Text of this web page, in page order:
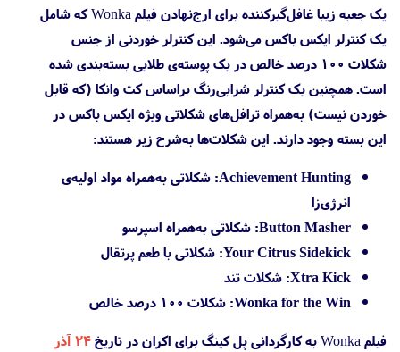
یک جعبه زیبا غافل‌گیرکننده برای ارج‌نهادن فیلم Wonka که شامل
یک کنترلر ایکس باکس می‌شود. این کنترلر خوردنی از جنس
شکلات ۱۰۰ درصد خالص در یک پوسته‌ی طلایی بسته‌بندی شده
است. همچنین یک کنترلر شرابی‌رنگ براساس کت وانکا (که قابل
خوردن نیست) به‌همراه ترافل‌های شکلاتی ویژه ایکس باکس در
این بسته وجود دارند. این شکلات‌ها به‌شرح زیر هستند:
Achievement Hunting: شکلاتی به‌همراه مواد اولیه‌ی
انرژی‌زا
Button Masher: شکلاتی به‌همراه اسپرسو
Your Citrus Sidekick: شکلاتی با طعم پرتقال
Xtra Kick: شکلات تند
Wonka for the Win: شکلات ۱۰۰ درصد خالص
فیلم Wonka به کارگردانی پل کینگ برای اکران در تاریخ
۲۴ آذر